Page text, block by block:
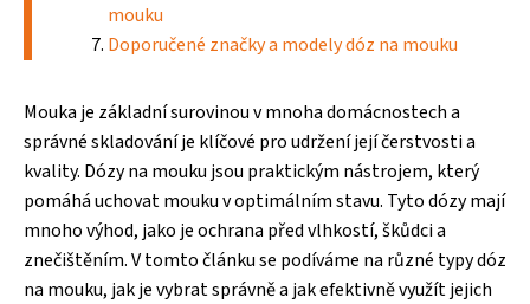
mouku
Doporučené značky a modely dóz na mouku
Mouka je základní surovinou v mnoha domácnostech a
správné skladování je klíčové pro udržení její čerstvosti a
kvality. Dózy na mouku jsou praktickým nástrojem, který
pomáhá uchovat mouku v optimálním stavu. Tyto dózy mají
mnoho výhod, jako je ochrana před vlhkostí, škůdci a
znečištěním. V tomto článku se podíváme na různé typy dóz
na mouku, jak je vybrat správně a jak efektivně využít jejich